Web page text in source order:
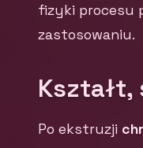
fizyki procesu
zastosowaniu.
Po ekstruzji